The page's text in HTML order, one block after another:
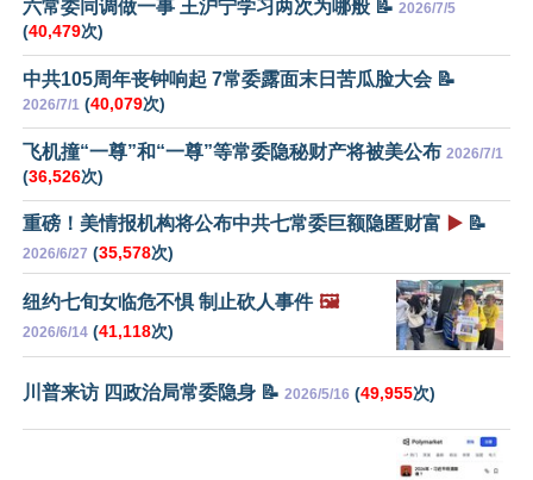
六常委同调做一事 王沪宁学习两次为哪般 📝 2026/7/5
(40,479次)
中共105周年丧钟响起 7常委露面末日苦瓜脸大会 📝
2026/7/1 (40,079次)
飞机撞“一尊”和“一尊”等常委隐秘财产将被美公布 2026/7/1
(36,526次)
重磅！美情报机构将公布中共七常委巨额隐匿财富 ▶️ 📝
2026/6/27 (35,578次)
纽约七旬女临危不惧 制止砍人事件 🖼️
2026/6/14 (41,118次)
川普来访 四政治局常委隐身 📝 2026/5/16 (49,955次)